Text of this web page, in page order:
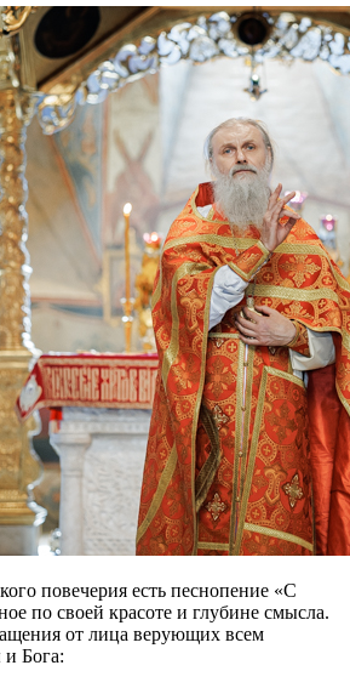
повечерия есть песнопение «С
по своей красоте и глубине смысла.
от лица верующих всем
Бога: